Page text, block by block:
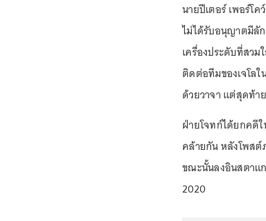
นายปีเตอร์ เพอร์โ
ไม่ได้รับอนุญาตมีลัก
เครื่องประดับที่สวม
ติดต่อทีมของเจโล
ด้วยวาจา แต่สุดท้า
ฝ่ายโจทก์ได้ยกคดี
คล้ายกัน หลังโพสต์
ขณะนั้นลงอินสตาแ
2020